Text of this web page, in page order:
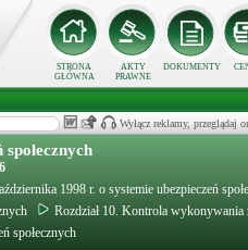
STRONA
GŁÓWNA
AKTY
PRAWNE
DOKUMENTY
Wyłącz reklamy, przeglądaj
1998 r. o systemie ubezpieczeń
Rozdział 10. Kontrola wykonywania
społecznych